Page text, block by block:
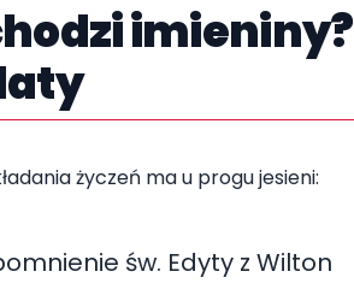
imieniny?
życzeń ma u progu jesieni:
św. Edyty z Wilton